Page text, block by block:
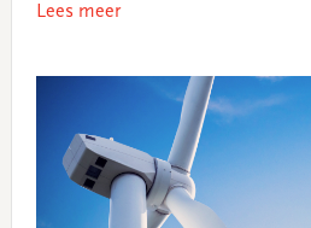
Lees meer